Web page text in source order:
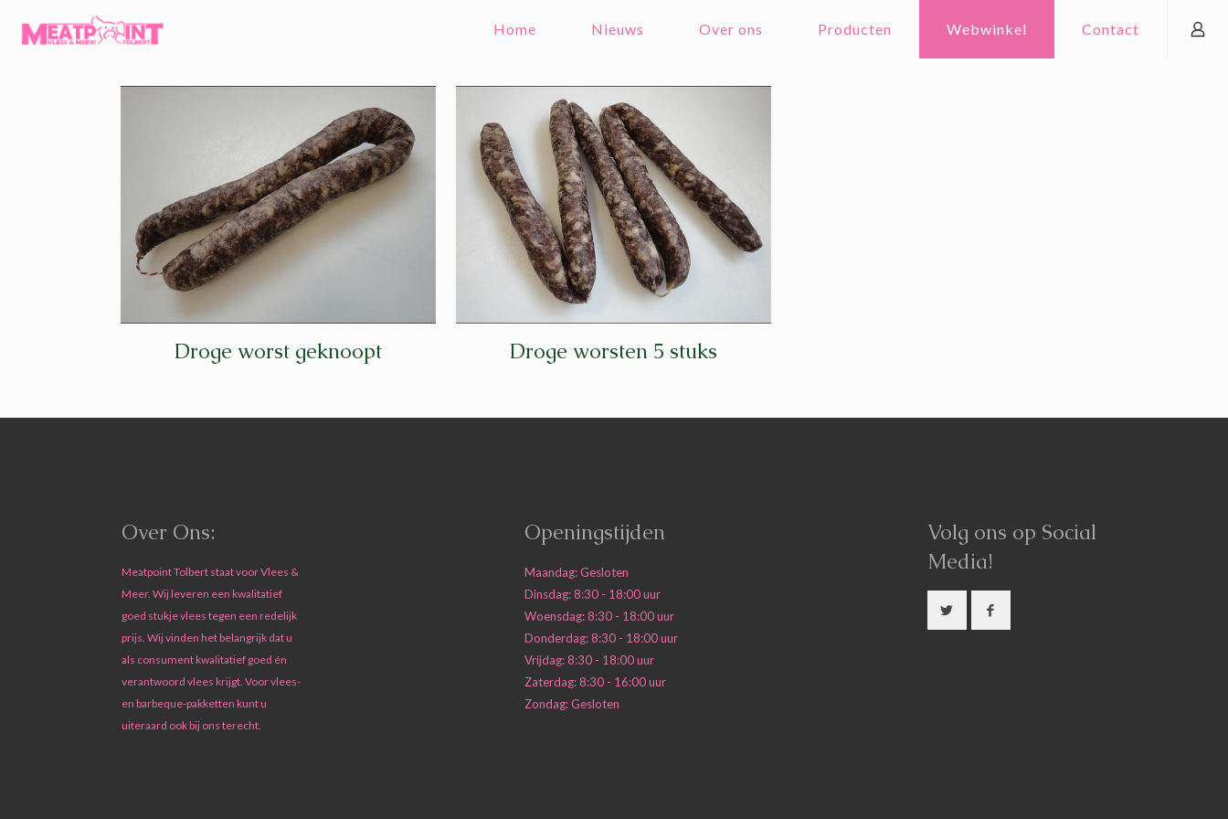
Home Nieuws Over ons Producten Webwinkel Contact
Droge worst geknoopt Droge worsten 5 stuks
Over Ons:
Meatpoint Tolbert staat voor Vlees &
Meer. Wij leveren een kwalitatief
goed stukje vlees tegen een redelijk
prijs. Wij vinden het belangrijk dat u
als consument kwalitatief goed én
verantwoord vlees krijgt. Voor vlees-
en barbeque-pakketten kunt u
uiteraard ook bij ons terecht.
Openingstijden
Maandag: Gesloten
Dinsdag: 8:30 - 18:00 uur
Woensdag: 8:30 - 18:00 uur
Donderdag: 8:30 - 18:00 uur
Vrijdag: 8:30 - 18:00 uur
Zaterdag: 8:30 - 16:00 uur
Zondag: Gesloten
Volg ons op Social
Media!